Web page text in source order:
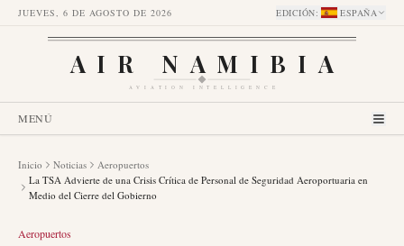
JUEVES, 6 DE AGOSTO DE 2026 EDICIÓN: ESPAÑA
AIR NAMIBIA
AVIATION INTELLIGENCE
MENÚ
Inicio Noticias
Aeropuertos
La TSA Advierte de una Crisis Crítica de Personal de Seguridad Aeroportuaria en
Medio del Cierre del Gobierno
Aeropuertos